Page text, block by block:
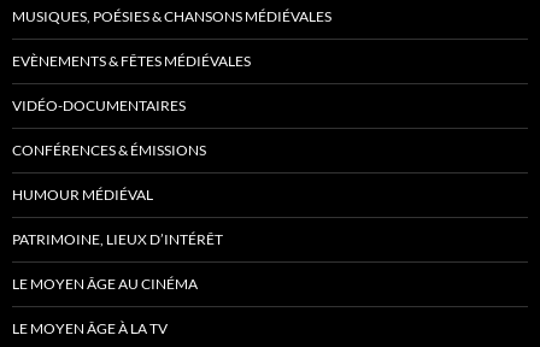
MUSIQUES, POÉSIES & CHANSONS MÉDIÉVALES
EVÈNEMENTS & FÊTES MÉDIÉVALES
VIDÉO-DOCUMENTAIRES
CONFÉRENCES & ÉMISSIONS
HUMOUR MÉDIÉVAL
PATRIMOINE, LIEUX D’INTÉRÊT
LE MOYEN ÂGE AU CINÉMA
LE MOYEN ÂGE À LA TV